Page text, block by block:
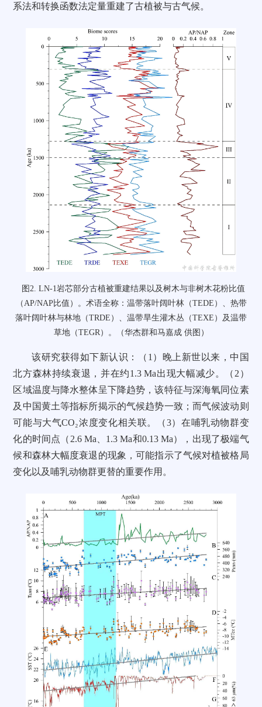
系法和转换函数法定量重建了古植被与古气候。
图2. LN-1岩芯部分古植被重建结果以及树木与非树木花粉比值
（AP/NAP比值）。术语全称：温带落叶阔叶林（TEDE）、热带
落叶阔叶林与林地（TRDE）、温带旱生灌木丛（TEXE）及温带
草地（TEGR）。（华杰群和马嘉成 供图）
该研究获得如下新认识：（1）晚上新世以来，中国
北方森林持续衰退，并在约1.3 Ma出现大幅减少。（2）
区域温度与降水整体呈下降趋势，该特征与深海氧同位素
及中国黄土等指标所揭示的气候趋势一致；而气候波动则
可能与大气CO₂浓度变化相关联。（3）在哺乳动物群变
化的时间点（2.6 Ma、1.3 Ma和0.13 Ma），出现了极端气
候和森林大幅度衰退的现象，可能指示了气候对植被格局
变化以及哺乳动物群更替的重要作用。